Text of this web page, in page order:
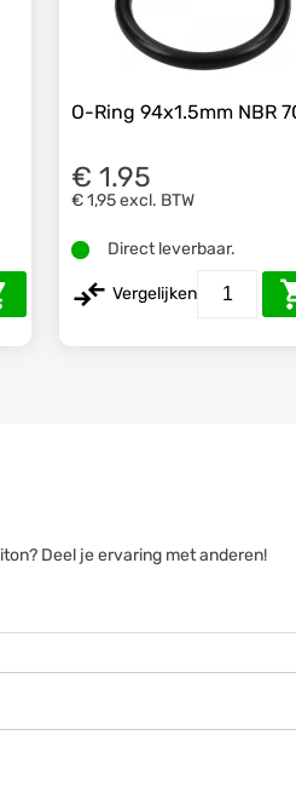
O-Ring 94x1.5mm NBR
€ 1.95
€ 1,95excl. BTW
Direct leverbaar.
Vergelijken
Deel je ervaring met anderen!